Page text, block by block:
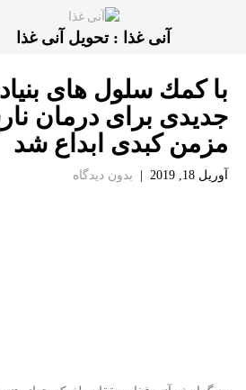
آنی غذا : تحویل آنی غذا
با كمك سلول های
جدیدی برای درمان
مزمن كبدی ابداع شد
آوریل 18, 2019 | بدون دیدگاه